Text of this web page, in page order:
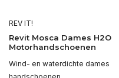
REV IT!
Revit Mosca Dames H2O
Motorhandschoenen
Wind- en waterdichte dames